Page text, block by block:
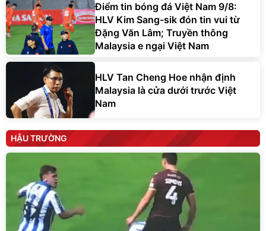
Điểm tin bóng đá Việt Nam 9/8:
HLV Kim Sang-sik đón tin vui từ
Đặng Văn Lâm; Truyền thông
Malaysia e ngại Việt Nam
HLV Tan Cheng Hoe nhận định
Malaysia là cửa dưới trước Việt
Nam
HẬU TRƯỜNG